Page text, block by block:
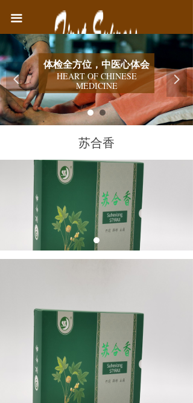
끀
首页
中医院简介
医疗业务
健康教育
联系我们
体检全方位，中医心体会
HEART OF CHINESE
MEDICINE
넳 넲
苏合香